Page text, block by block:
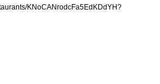
KNoCANrodcFa5EdKDdYH?